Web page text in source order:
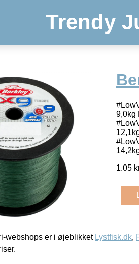
Trendy
9,0kg
1.05
webshops er i øjeblikket Lystfisk.dk,